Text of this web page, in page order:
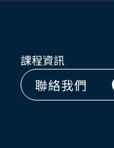
課程資訊
聯絡我們